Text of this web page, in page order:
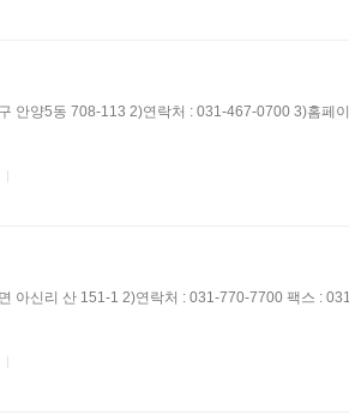
안양5동 708-113 2)연락처 : 031-467-0700 3)홈페
|
아신리 산 151-1 2)연락처 : 031-770-7700 팩스 :
|